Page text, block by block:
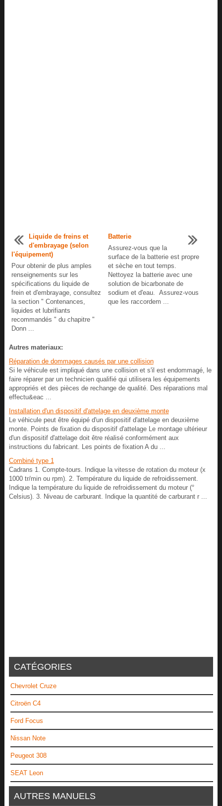
Liquide de freins et
d'embrayage (selon
l'équipement)
Pour obtenir de plus amples
renseignements sur les
spécifications du liquide de
frein et d'embrayage, consultez
la section " Contenances,
liquides et lubrifiants
recommandés " du chapitre "
Donn ...
Batterie
Assurez-vous que la
surface de la batterie est propre
et sèche en tout temps.
Nettoyez la batterie avec une
solution de bicarbonate de
sodium et d'eau. Assurez-vous
que les raccordem ...
Autres materiaux:
Réparation de dommages causés par une collision
Si le véhicule est impliqué dans une collision et s'il est endommagé, le
faire réparer par un technicien qualifié qui utilisera les équipements
appropriés et des pièces de rechange de qualité. Des réparations mal
effectu&eac ...
Installation d'un dispositif d'attelage en deuxième monte
Le véhicule peut être équipé d'un dispositif d'attelage en deuxième
monte. Points de fixation du dispositif d'attelage Le montage ultérieur
d'un dispositif d'attelage doit être réalisé conformément aux
instructions du fabricant. Les points de fixation A du ...
Combiné type 1
Cadrans 1. Compte-tours. Indique la vitesse de rotation du moteur (x
1000 tr/min ou rpm). 2. Température du liquide de refroidissement.
Indique la température du liquide de refroidissement du moteur (°
Celsius). 3. Niveau de carburant. Indique la quantité de carburant r ...
CATÉGORIES
Chevrolet Cruze
Citroën C4
Ford Focus
Nissan Note
Peugeot 308
SEAT Leon
AUTRES MANUELS